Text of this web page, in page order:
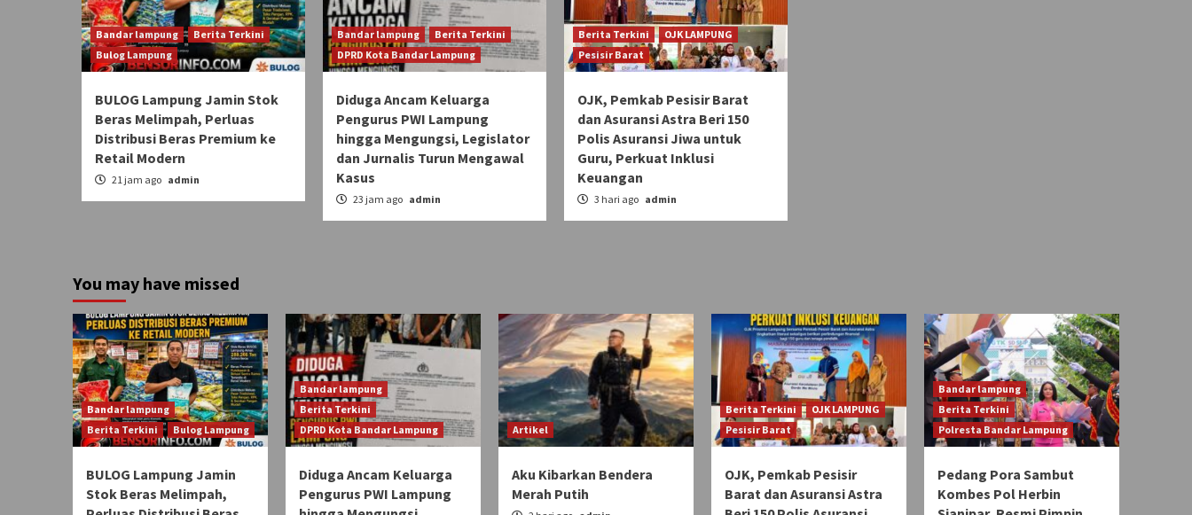
Bandar lampung
Berita Terkini
Bulog Lampung
BULOG Lampung Jamin Stok
Beras Melimpah, Perluas
Distribusi Beras Premium ke
Retail Modern
21 jam ago admin
Bandar lampung
Berita Terkini
DPRD Kota Bandar Lampung
Diduga Ancam Keluarga
Pengurus PWI Lampung
hingga Mengungsi, Legislator
dan Jurnalis Turun Mengawal
Kasus
23 jam ago admin
Berita Terkini
OJK LAMPUNG
Pesisir Barat
OJK, Pemkab Pesisir Barat
dan Asuransi Astra Beri 150
Polis Asuransi Jiwa untuk
Guru, Perkuat Inklusi
Keuangan
3 hari ago admin
You may have missed
Bandar lampung
Berita Terkini
Bulog Lampung
BULOG Lampung Jamin
Stok Beras Melimpah,
Bandar lampung
Berita Terkini
DPRD Kota Bandar Lampung
Diduga Ancam Keluarga
Pengurus PWI Lampung
Artikel
Aku Kibarkan Bendera
Merah Putih
Berita Terkini
OJK LAMPUNG
Pesisir Barat
OJK, Pemkab Pesisir
Barat dan Asuransi Astra
Bandar lampung
Berita Terkini
Polresta Bandar Lampung
Pedang Pora Sambut
Kombes Pol Herbin